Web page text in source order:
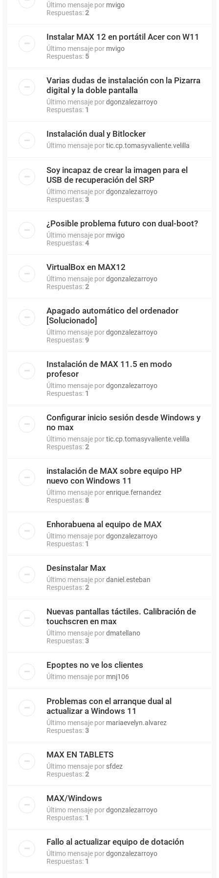
Último mensaje por mvigo
Respuestas:2
Instalar MAX 12 en portátil Acer con W11
Último mensaje por mvigo
Respuestas: 5
Varias dudas de instalación con la Pizarra
digital y la doble pantalla
Último mensaje pordgonzalezarroyo
Respuestas: 1
Instalación dual y Bitlocker
Último mensaje portic.cp.tomasyvaliente.velilla
Soy incapaz de crear la imagen para el
USB de recuperación del SRP
Último mensaje pordgonzalezarroyo
Respuestas:3
¿Posible problema futuro con dual-boot?
Último mensaje por mvigo
Respuestas:4
VirtualBox en MAX12
Último mensaje pordgonzalezarroyo
Respuestas:2
Apagado automático del ordenador
[Solucionado]
Último mensaje pordgonzalezarroyo
Respuestas:9
Instalación de MAX 11.5 en modo
profesor
Último mensaje pordgonzalezarroyo
Respuestas: 1
Configurar inicio sesión desde Windows y
no max
Último mensaje portic.cp.tomasyvaliente.velilla
Respuestas:2
instalación de MAX sobre equipo HP
nuevo con Windows 11
Último mensaje porenrique.fernandez
Respuestas: 8
Enhorabuena al equipo de MAX
Último mensaje pordgonzalezarroyo
Respuestas: 1
Desinstalar Max
Último mensaje pordaniel.esteban
Respuestas:2
Nuevas pantallas táctiles. Calibración de
touchscren en max
Último mensaje pordmatellano
Respuestas:3
Epoptes no ve los clientes
Último mensaje por mnj106
Problemas con el arranque dual al
actualizar a Windows 11
Último mensaje por mariaevelyn.alvarez
Respuestas:3
MAX EN TABLETS
Último mensaje por sfdez
Respuestas:2
MAX/Windows
Último mensaje pordgonzalezarroyo
Respuestas: 1
Fallo al actualizar equipo de dotación
Último mensaje pordgonzalezarroyo
Respuestas: 1